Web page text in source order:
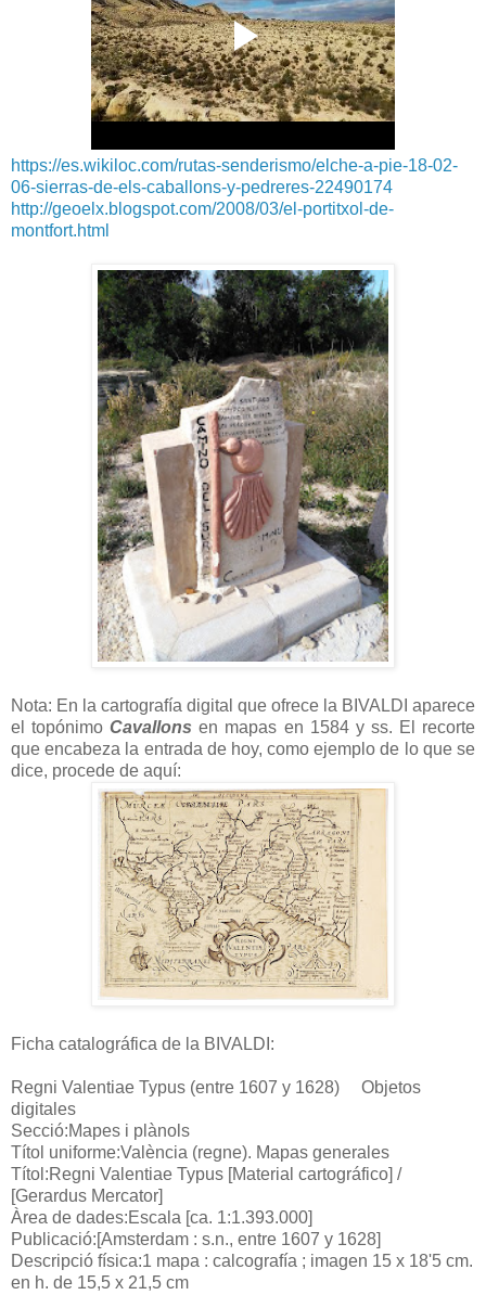
https://es.wikiloc.com/rutas-senderismo/elche-a-pie-18-02-
06-sierras-de-els-caballons-y-pedreres-22490174
http://geoelx.blogspot.com/2008/03/el-portitxol-de-
montfort.html
Nota: En la cartografía digital que ofrece la BIVALDI aparece
el topónimoCavallons en mapas en 1584 y ss. El recorte
que encabeza la entrada de hoy, como ejemplo de lo que se
dice, procede de aquí:
Ficha catalográfica de la BIVALDI:
Regni Valentiae Typus (entre 1607 y 1628) Objetos
digitales
Secció:Mapes i plànols
Títol uniforme:València (regne). Mapas generales
Títol:Regni Valentiae Typus [Material cartográfico] /
[Gerardus Mercator]
Àrea de dades:Escala [ca. 1:1.393.000]
Publicació:[Amsterdam : s.n., entre 1607 y 1628]
Descripció física:1 mapa : calcografía ; imagen 15 x 18'5 cm.
en h. de 15,5 x 21,5 cm